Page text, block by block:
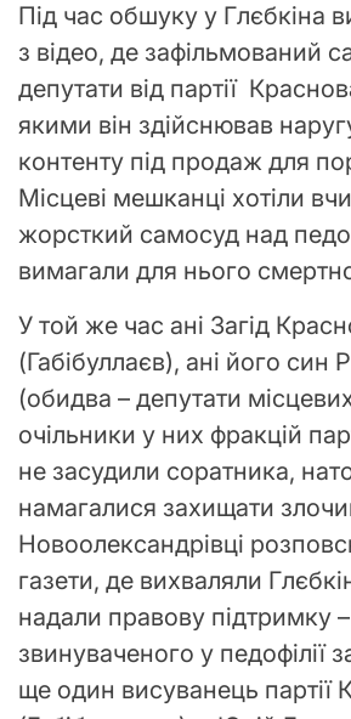
Під час обшуку у Глєбкіна
з відео, де зафільмований
депутати від партії
якими він здійснював
контенту під продаж для
Місцеві мешканці хотіли
жорсткий самосуд над
вимагали для нього
У той же час ані Загід
(Габібуллаєв), ані його син
(обидва – депутати
очільники у них фракцій
не засудили соратника,
намагалися захищати
Новоолександрівці
газети, де вихваляли
надали правову підтримку –
звинуваченого у педофілії
ще один висуванець партії